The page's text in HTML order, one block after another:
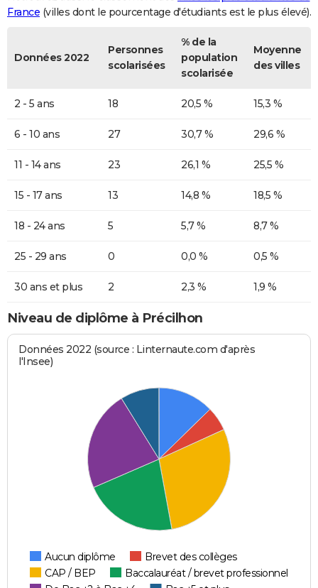
France (villes dont le pourcentage d'étudiants est le plus élevé).
Données 2022
Personnes
scolarisées
% de la
population
scolarisée
Moyenne
des villes
2 - 5 ans 18 20,5 % 15,3 %
6 - 10 ans 27 30,7 % 29,6 %
11 - 14 ans 23 26,1 % 25,5 %
15 - 17 ans 13 14,8 % 18,5 %
18 - 24 ans 5 5,7 % 8,7 %
25 - 29 ans 0 0,0 % 0,5 %
30 ans et plus 2 2,3 % 1,9 %
Niveau de diplôme à Précilhon
Données 2022 (source : Linternaute.com d'après
l'Insee)
Aucun diplôme
Brevet des collèges
CAP / BEP
Baccalauréat / brevet professionnel